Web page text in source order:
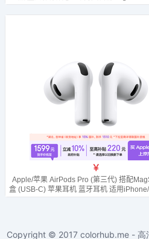
Copyright © 2017 colorhub.me - 高